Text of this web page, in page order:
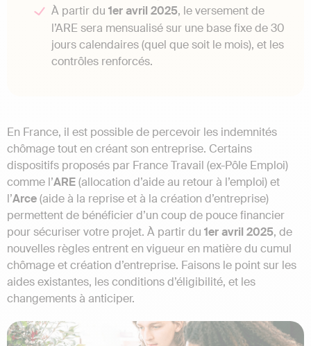
À partir du 1er avril 2025, le versement de
l’ARE sera mensualisé sur une base fixe de 30
jours calendaires (quel que soit le mois), et les
contrôles renforcés.
En France, il est possible de percevoir les indemnités
chômage tout en créant son entreprise. Certains
dispositifs proposés par France Travail (ex-Pôle Emploi)
comme l’ARE(allocation d’aide au retour à l’emploi) et
l’Arce(aide à la reprise et à la création d’entreprise)
permettent de bénéficier d’un coup de pouce financier
pour sécuriser votre projet. À partir du 1er avril 2025, de
nouvelles règles entrent en vigueur en matière du cumul
chômage et création d’entreprise. Faisons le point sur les
aides existantes, les conditions d’éligibilité, et les
changements à anticiper.